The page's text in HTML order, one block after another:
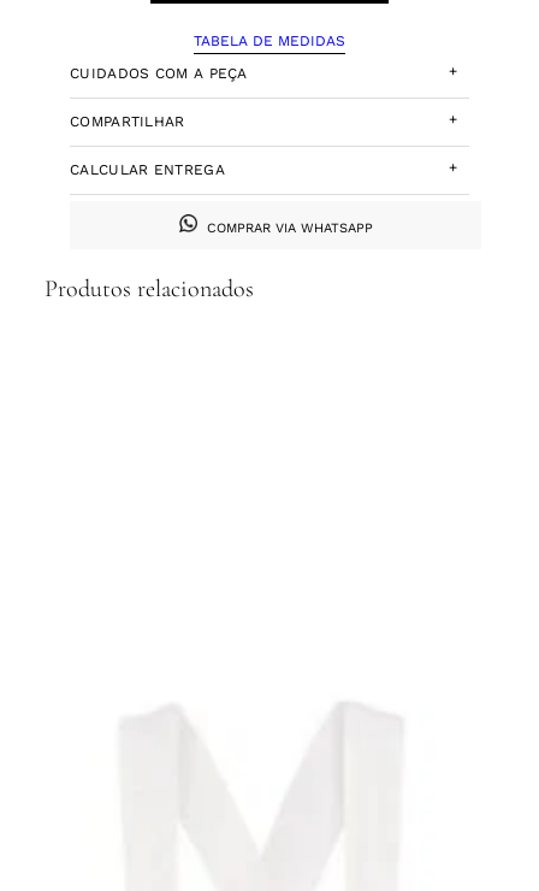
TABELA DE MEDIDAS
CUIDADOS COM A PEÇA
+
COMPARTILHAR +
CALCULAR ENTREGA +
COMPRAR VIA WHATSAPP
Produtos relacionados